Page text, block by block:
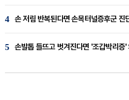
4
5 손발톱 들뜨고 벗겨진다면 '조갑박리증